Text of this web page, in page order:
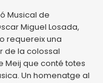
Musical de
Miguel Losada,
requereix una
de la colossal
Meij que conté totes
Un homenatge al